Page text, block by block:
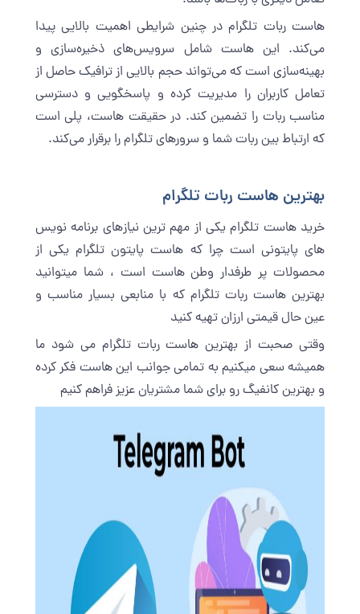
هاست ربات تلگرام در چنین شرایطی اهمیت بالایی پیدا
می‌کند. این هاست شامل سرویس‌های ذخیره‌سازی و
بهینه‌سازی است که می‌تواند حجم بالایی از ترافیک حاصل از
تعامل کاربران را مدیریت کرده و پاسخگویی و دسترسی
مناسب ربات را تضمین کند. در حقیقت هاست، پلی است
که ارتباط بین ربات شما و سرورهای تلگرام را برقرار می‌کند.
بهترین هاست ربات تلگرام
خرید هاست تلگرام یکی از مهم ترین نیازهای برنامه نویس
های پایتونی است چرا که هاست پایتون تلگرام یکی از
محصولات پر طرفدار وطن هاست است ، شما میتوانید
بهترین هاست ربات تلگرام که با منابعی بسیار مناسب و
عین حال قیمتی ارزان تهیه کنید
وقتی صحبت از بهترین هاست ربات تلگرام می شود ما
همیشه سعی میکنیم به تمامی جوانب این هاست فکر کرده
و بهترین کانفیگ رو برای شما مشتریان عزیز فراهم کنیم